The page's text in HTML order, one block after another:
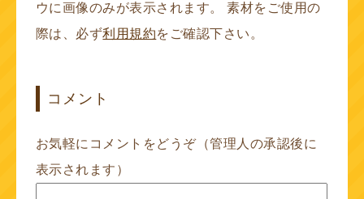
ウに画像のみが表示されます。 素材をご使用の
際は、必ず利用規約をご確認下さい。
コメント
お気軽にコメントをどうぞ（管理人の承認後に
表示されます）